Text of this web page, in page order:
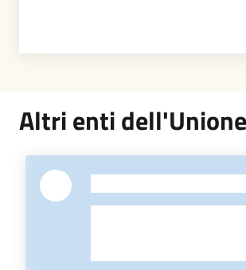
Altri enti dell'Unione